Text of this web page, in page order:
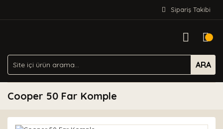
Sipariş Takibi
ARA
Cooper 50 Far Komple